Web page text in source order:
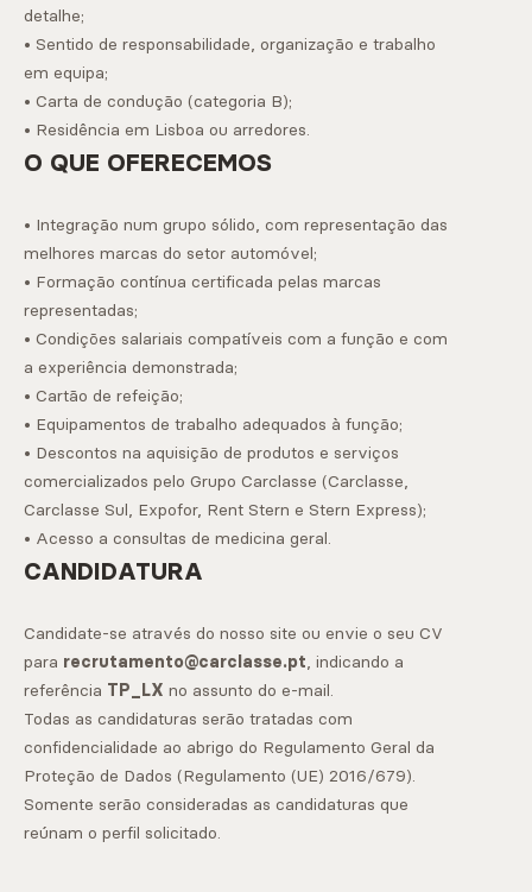
detalhe;
• Sentido de responsabilidade, organização e trabalho
em equipa;
• Carta de condução (categoria B);
• Residência em Lisboa ou arredores.
O QUE OFERECEMOS
• Integração num grupo sólido, com representação das
melhores marcas do setor automóvel;
• Formação contínua certificada pelas marcas
representadas;
• Condições salariais compatíveis com a função e com
a experiência demonstrada;
• Cartão de refeição;
• Equipamentos de trabalho adequados à função;
• Descontos na aquisição de produtos e serviços
comercializados pelo Grupo Carclasse (Carclasse,
Carclasse Sul, Expofor, Rent Stern e Stern Express);
• Acesso a consultas de medicina geral.
CANDIDATURA
Candidate-se através do nosso site ou envie o seu CV
para recrutamento@carclasse.pt, indicando a
referência TP_LX no assunto do e-mail.
Todas as candidaturas serão tratadas com
confidencialidade ao abrigo do Regulamento Geral da
Proteção de Dados (Regulamento (UE) 2016/679).
Somente serão consideradas as candidaturas que
reúnam o perfil solicitado.